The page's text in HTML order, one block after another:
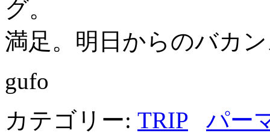
グ。
満足。明日からのバカ
gufo
カテゴリー: TRIP
パー